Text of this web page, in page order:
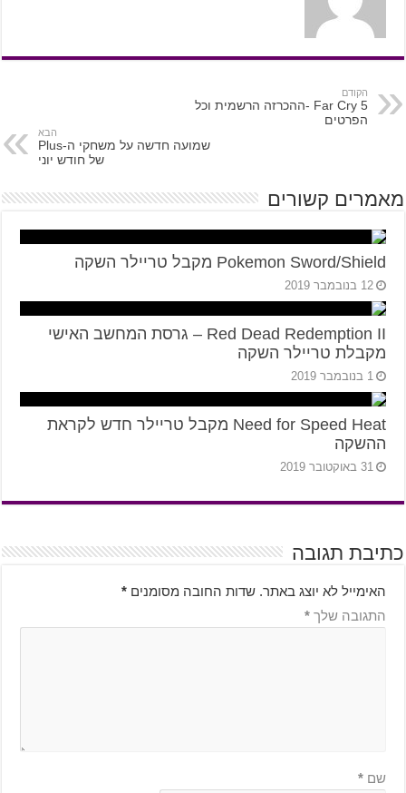
הקודם
Far Cry 5 -ההכרזה הרשמית וכל
הפרטים
הבא
שמועה חדשה על משחקי ה-Plus
של חודש יוני
מאמרים קשורים
Pokemon Sword/Shield מקבל טריילר השקה
12 בנובמבר 2019
Red Dead Redemption II – גרסת המחשב האישי
מקבלת טריילר השקה
1 בנובמבר 2019
Need for Speed Heat מקבל טריילר חדש לקראת
ההשקה
31 באוקטובר 2019
כתיבת תגובה
האימייל לא יוצג באתר. שדות החובה מסומנים *
התגובה שלך *
שם *